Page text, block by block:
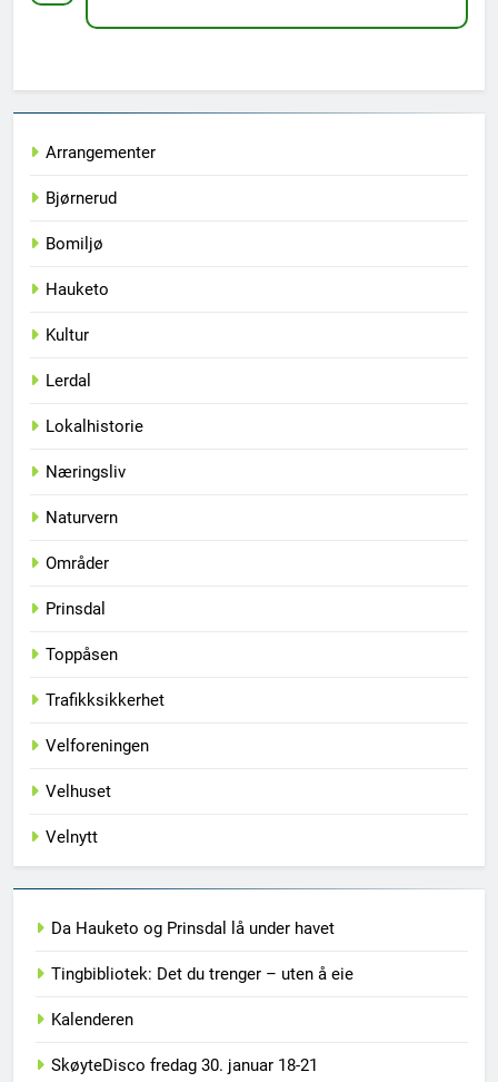
Arrangementer
Bjørnerud
Bomiljø
Hauketo
Kultur
Lerdal
Lokalhistorie
Næringsliv
Naturvern
Områder
Prinsdal
Toppåsen
Trafikksikkerhet
Velforeningen
Velhuset
Velnytt
Da Hauketo og Prinsdal lå under havet
Tingbibliotek: Det du trenger – uten å eie
Kalenderen
SkøyteDisco fredag 30. januar 18-21